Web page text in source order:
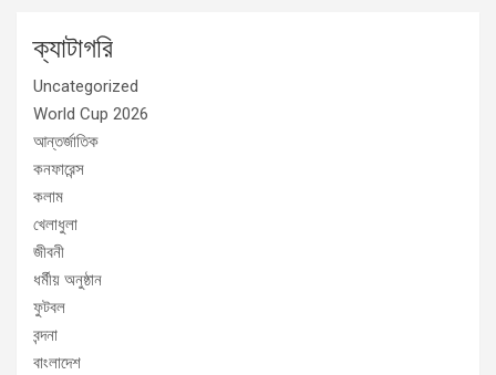
ক্যাটাগরি
Uncategorized
World Cup 2026
আন্তর্জাতিক
কনফারেন্স
কলাম
খেলাধুলা
জীবনী
ধর্মীয় অনুষ্ঠান
ফুটবল
বন্দনা
বাংলাদেশ